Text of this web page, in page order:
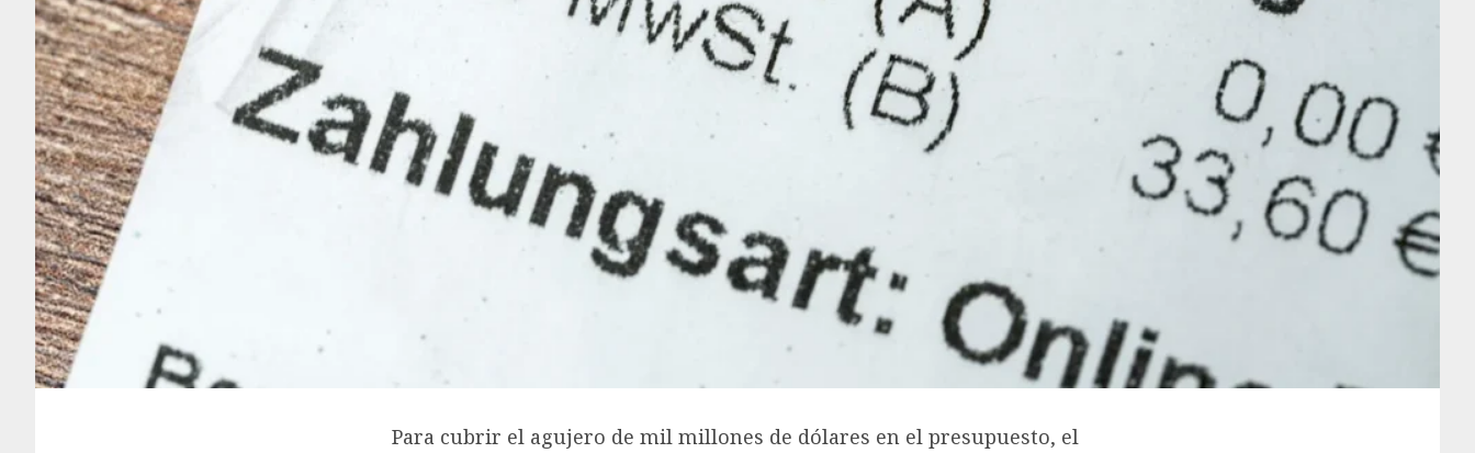
Para cubrir el agujero de mil millones de dólares en el presupuesto, el